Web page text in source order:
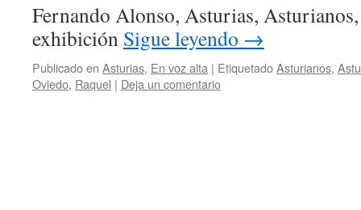
Fernando Alonso, Asturias,
exhibición Sigue leyendo →
Publicado en Asturias, En voz alta | EtiquetadoAsturianos,
Oviedo, Raquel | Deja un comentario